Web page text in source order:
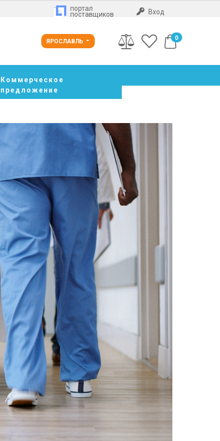
портал
поставщиков Вход
ЯРОСЛАВЛЬ 0
Коммерческое
предложение